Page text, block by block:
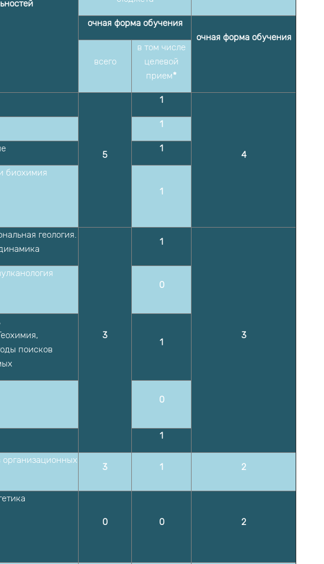
очная форма обучения
очная форма обучения
всего
в том числе
целевой
прием*
5
1
4
1
1
биохимия
1
геология.
3
1
3
0
поисков
1
0
1
организационных
3 1 2
0 0 2